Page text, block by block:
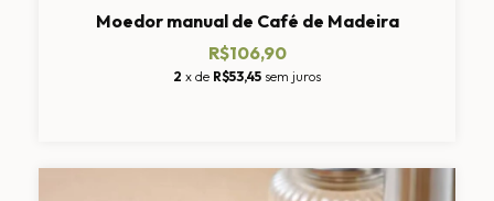
Moedor manual de Café de Madeira
R$106,90
2 x de R$53,45 sem juros